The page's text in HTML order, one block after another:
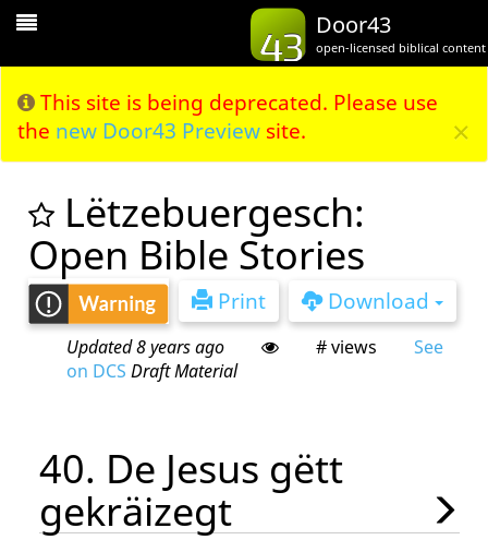
This site is being deprecated. Please use
the new Door43 Preview site. ×
Door43
open-licensed biblical content
Toggle
Lëtzebuergesch:
Open Bible Stories
Print Download
Updated 8 years ago # views
See
on DCS Draft Material
40. De Jesus gëtt
gekräizegt